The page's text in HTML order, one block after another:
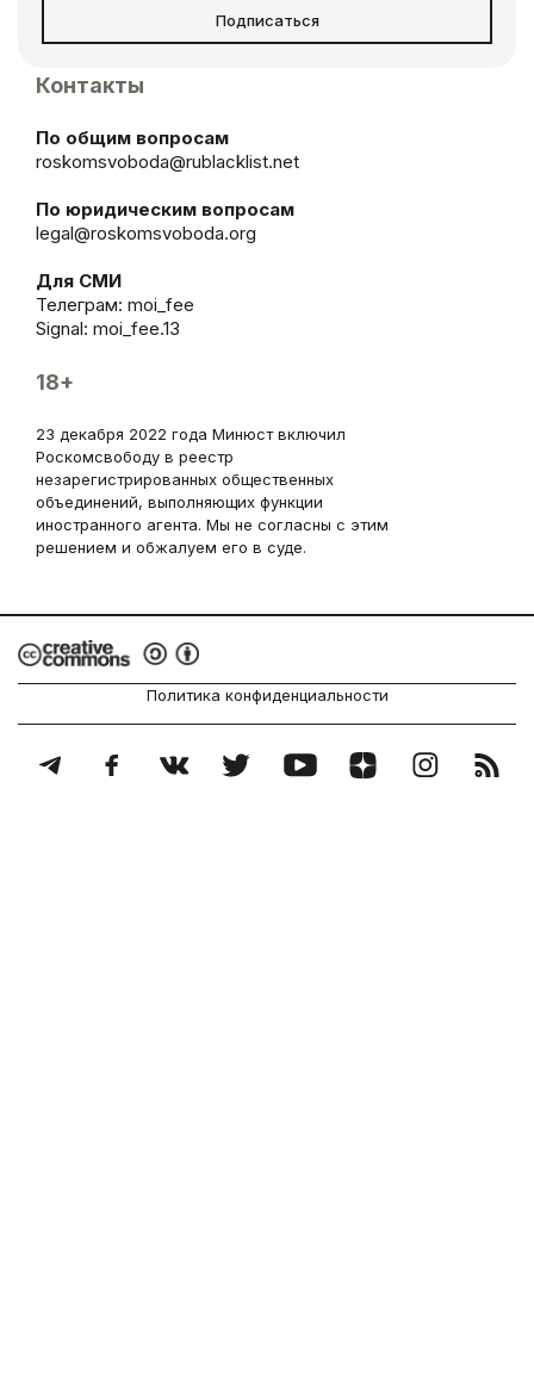
Подписаться
Контакты
По общим вопросам
roskomsvoboda@rublacklist.net
По юридическим вопросам
legal@roskomsvoboda.org
Для СМИ
Телеграм: moi_fee
Signal: moi_fee.13
18+
23 декабря 2022 года Минюст включил
Роскомсвободу в реестр
незарегистрированных общественных
объединений, выполняющих функции
иностранного агента. Мы не согласны с этим
решением и обжалуем его в суде.
Политика конфиденциальности